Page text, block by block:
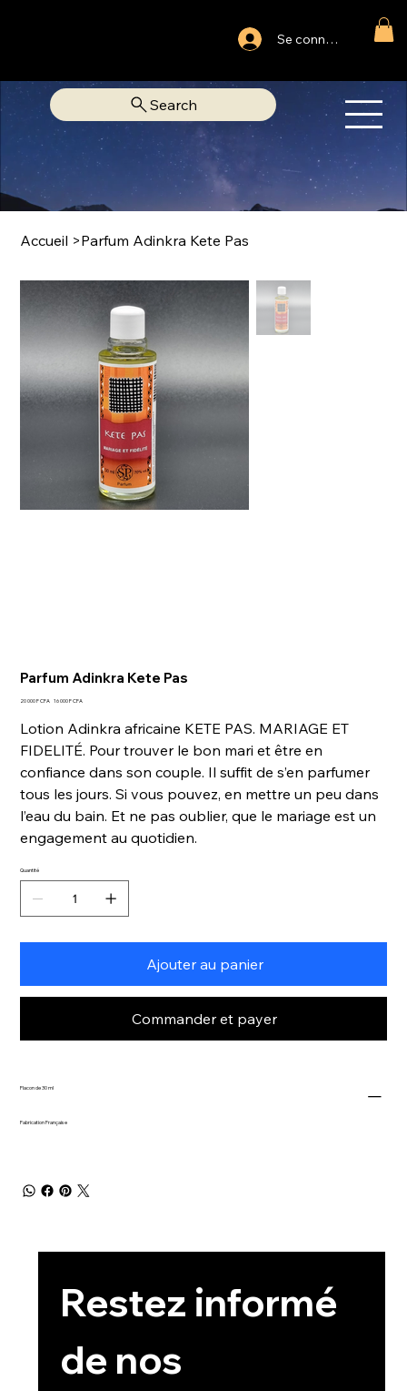
Se connecter
Accueil >Parfum Adinkra Kete Pas
Parfum Adinkra Kete Pas
Prix
20 000 F CFA Prix
16 000 F CFA
Lotion Adinkra africaine KETE PAS. MARIAGE ET
FIDELITÉ. Pour trouver le bon mari et être en
confiance dans son couple. Il suffit de s’en parfumer
tous les jours. Si vous pouvez, en mettre un peu dans
l’eau du bain. Et ne pas oublier, que le mariage est un
engagement au quotidien.
Quantité
Ajouter au panier
Commander et payer
Flacon de 30 ml
Fabrication Française
LIBRAIRIE SPIRITUELLESearch
Restez informé
de nos